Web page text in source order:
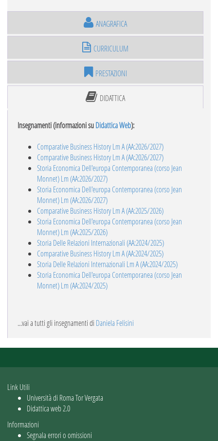
ANAGRAFICA
CURRICULUM
PRESTAZIONI
DIDATTICA
Insegnamenti (informazioni suDidattica Web):
Comparative Business History Lm A (AA:2026/2027)
Comparative Business History Lm A (AA:2026/2027)
Storia Economica Dell'europa Contemporanea (corso Jean
Monnet) Lm (AA:2026/2027)
Storia Economica Dell'europa Contemporanea (corso Jean
Monnet) Lm (AA:2026/2027)
Comparative Business History Lm A (AA:2025/2026)
Storia Economica Dell'europa Contemporanea (corso Jean
Monnet) Lm (AA:2025/2026)
Storia Delle Relazioni Internazionali (AA:2024/2025)
Comparative Business History Lm A (AA:2024/2025)
Storia Delle Relazioni Internazionali Lm A (AA:2024/2025)
Storia Economica Dell'europa Contemporanea (corso Jean
Monnet) Lm (AA:2024/2025)
...vai a tutti gli insegnamenti di Daniela Felisini
Link Utili
Università di Roma Tor Vergata
Didattica web 2.0
Informazioni
Segnala errori o omissioni